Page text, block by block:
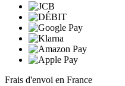
Frais d'envoi en France